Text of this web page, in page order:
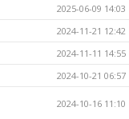
2025-06-09 14:03
2024-11-21 12:42
2024-11-11 14:55
2024-10-21 06:57
2024-10-16 11:10